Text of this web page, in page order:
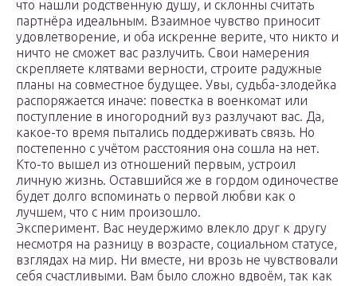
что нашли родственную душу, и склонны считать
партнёра идеальным. Взаимное чувство приносит
удовлетворение, и оба искренне верите, что никто и
ничто не сможет вас разлучить. Свои намерения
скрепляете клятвами верности, строите радужные
планы на совместное будущее. Увы, судьба-злодейка
распоряжается иначе: повестка в военкомат или
поступление в иногородний вуз разлучают вас. Да,
какое-то время пытались поддерживать связь. Но
постепенно с учётом расстояния она сошла на нет.
Кто-то вышел из отношений первым, устроил
личную жизнь. Оставшийся же в гордом одиночестве
будет долго вспоминать о первой любви как о
лучшем, что с ним произошло.
Эксперимент. Вас неудержимо влекло друг к другу
несмотря на разницу в возрасте, социальном статусе,
взглядах на мир. Ни вместе, ни врозь не чувствовали
себя счастливыми. Вам было сложно вдвоём, так как